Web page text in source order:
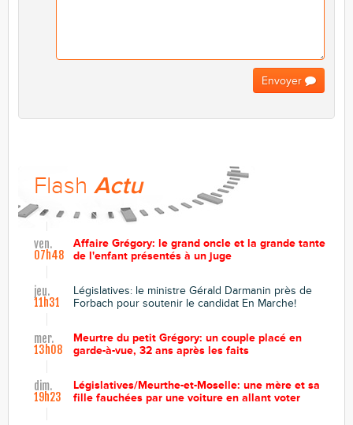
Envoyer
Flash Actu
ven.
07h48
Affaire Grégory: le grand oncle et la grande tante
de l'enfant présentés à un juge
jeu.
11h31
Législatives: le ministre Gérald Darmanin près de
Forbach pour soutenir le candidat En Marche!
mer.
13h08
Meurtre du petit Grégory: un couple placé en
garde-à-vue, 32 ans après les faits
dim.
19h23
Législatives/Meurthe-et-Moselle: une mère et sa
fille fauchées par une voiture en allant voter